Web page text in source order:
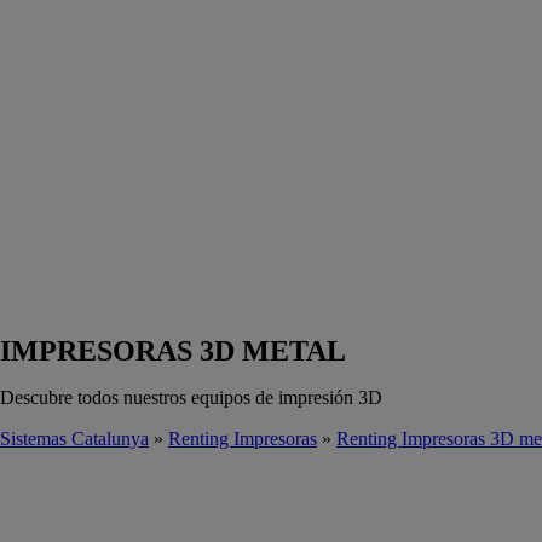
IMPRESORAS 3D METAL
Descubre todos nuestros equipos de impresión 3D
Sistemas Catalunya » Renting Impresoras » Renting Impresoras 3D